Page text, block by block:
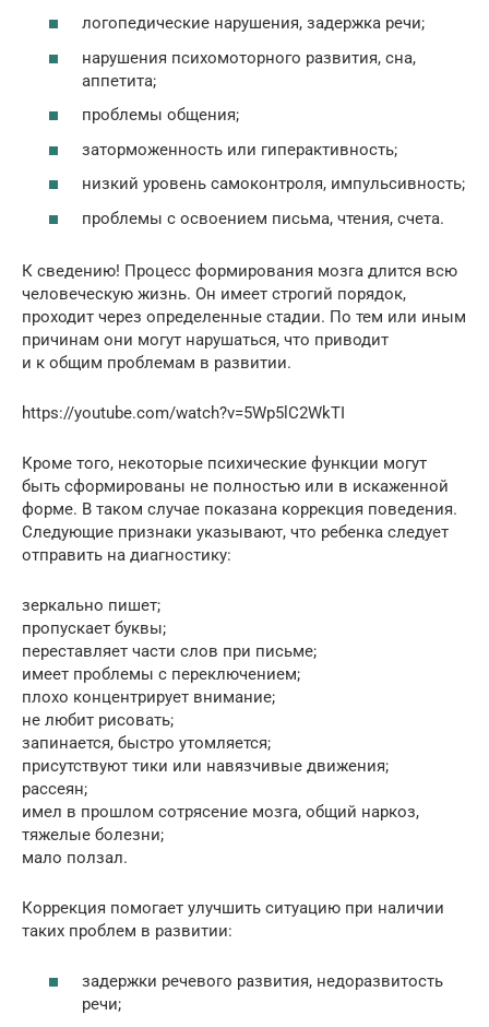
логопедические нарушения, задержка речи;
нарушения психомоторного развития, сна,
аппетита;
проблемы общения;
заторможенность или гиперактивность;
низкий уровень самоконтроля, импульсивность;
проблемы с освоением письма, чтения, счета.
К сведению! Процесс формирования мозга длится всю
человеческую жизнь. Он имеет строгий порядок,
проходит через определенные стадии. По тем или иным
причинам они могут нарушаться, что приводит
и к общим проблемам в развитии.
https://youtube.com/watch?v=5Wp5lC2WkTI
Кроме того, некоторые психические функции могут
быть сформированы не полностью или в искаженной
форме. В таком случае показана коррекция поведения.
Следующие признаки указывают, что ребенка следует
отправить на диагностику:
зеркально пишет;
пропускает буквы;
переставляет части слов при письме;
имеет проблемы с переключением;
плохо концентрирует внимание;
не любит рисовать;
запинается, быстро утомляется;
присутствуют тики или навязчивые движения;
рассеян;
имел в прошлом сотрясение мозга, общий наркоз,
тяжелые болезни;
мало ползал.
Коррекция помогает улучшить ситуацию при наличии
таких проблем в развитии:
задержки речевого развития, недоразвитость
речи;